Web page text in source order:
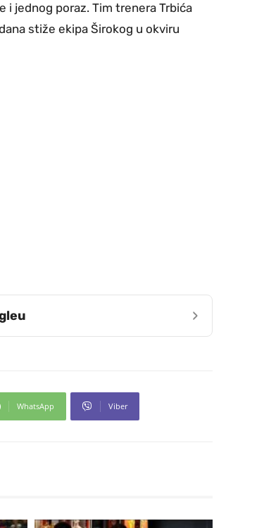
i jednog poraz. Tim trenera Trbića
stiže ekipa Širokog u okviru
›
WhatsApp Viber